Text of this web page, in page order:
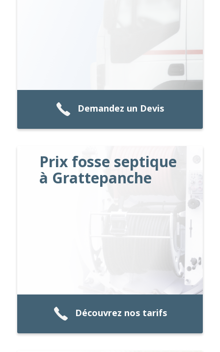
Demandez un Devis
Prix fosse septique
à Grattepanche
Découvrez nos tarifs